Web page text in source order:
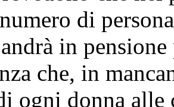
di
in
che, in
ogni donna alle